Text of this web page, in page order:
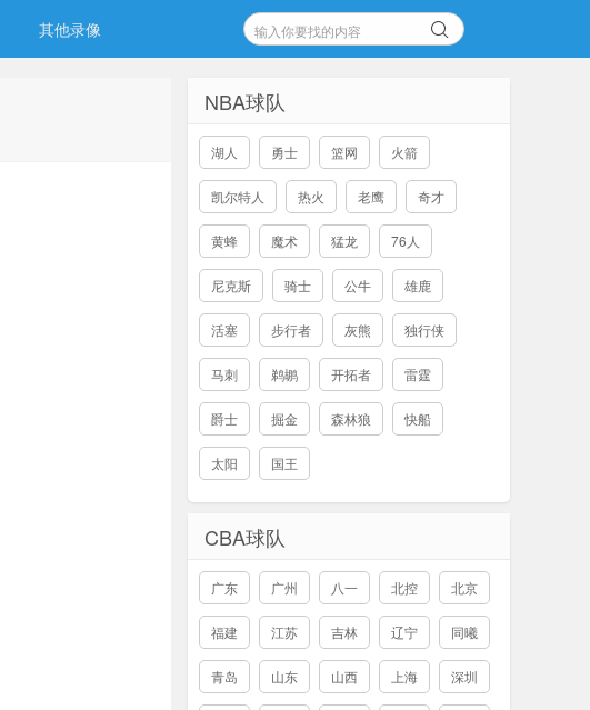
其他录像
NBA球队
湖人 勇士 篮网 火箭
凯尔特人 热火 老鹰 奇才
黄蜂 魔术 猛龙 76人
尼克斯 骑士 公牛 雄鹿
活塞 步行者 灰熊 独行侠
马刺 鹈鹕 开拓者 雷霆
爵士 掘金 森林狼 快船
太阳 国王
CBA球队
广东 广州 八一 北控 北京
福建 江苏 吉林 辽宁 同曦
青岛 山东 山西 上海 深圳